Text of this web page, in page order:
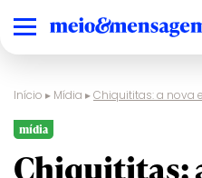
Início ▸ Mídia ▸Chiquititas: a nova
mídia
Chiquititas: